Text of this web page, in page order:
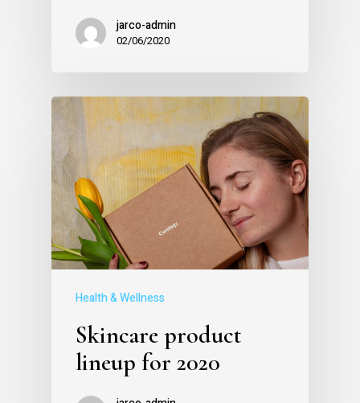
jarco-admin
02/06/2020
Health & Wellness
Skincare product
lineup for 2020